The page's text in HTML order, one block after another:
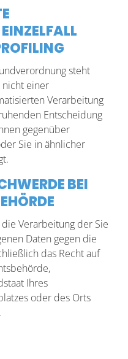
steht
nicht einer
Verarbeitung
Entscheidung
gegenüber
Sie in ähnlicher
BEI
Verarbeitung der Sie
Daten gegen die
das Recht auf
Ihres
oder des Orts